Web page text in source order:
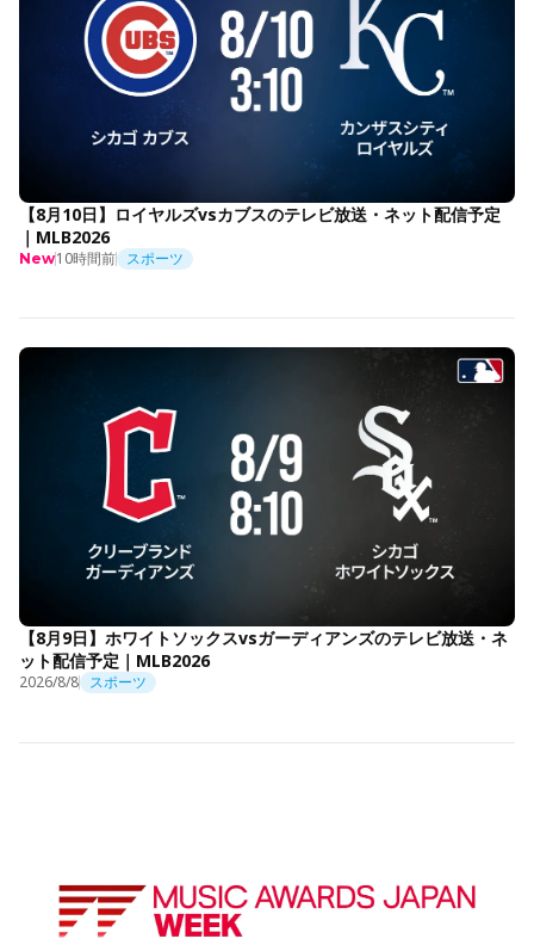
【8月10日】ロイヤルズvsカブスのテレビ放送・ネット配信予定
｜MLB2026
New10時間前 スポーツ
【8月9日】ホワイトソックスvsガーディアンズのテレビ放送・ネ
ット配信予定｜MLB2026
2026/8/8 スポーツ